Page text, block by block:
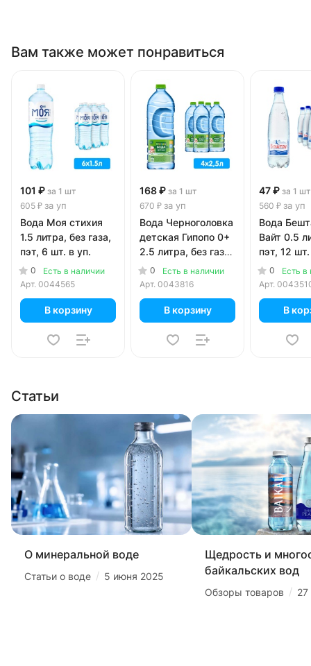
Вам также может понравиться
101 ₽ за 1 шт
605 ₽ за уп
Вода Моя стихия
1.5 литра, без газа,
пэт, 6 шт. в уп.
0
Есть в наличии
Арт. 0044565
В корзину
168 ₽ за 1 шт
670 ₽ за уп
Вода Черноголовка
детская Гипопо 0+
2.5 литра, без газа,
пэт, 4 шт. в уп.
0
Есть в наличии
Арт. 0043816
В корзину
47 ₽ за 1 шт
560 ₽ за уп
Вода
Вайт 0.5
пэт, 12
0
Есть в
Арт.
В
Статьи
О минеральной воде
Статьи о воде / 5 июня 2025
Щедрость и
байкальских вод
Обзоры товаров /